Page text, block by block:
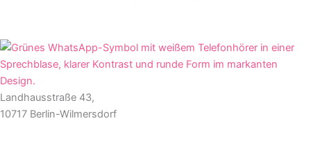
Landhausstraße 43,
10717 Berlin-Wilmersdorf